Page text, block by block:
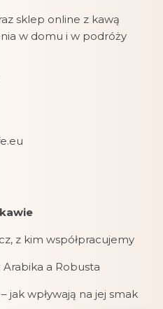
sklep online z kawą
w domu i w podróży
z kim współpracujemy
Arabika a Robusta
jak wpływają na jej smak